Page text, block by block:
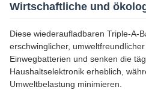
Wirtschaftliche und
Diese wiederaufladbaren Triple-A-
erschwinglicher,
Einwegbatterien und senken die
Haushaltselektronik erheblich,
Umweltbelastung minimieren.